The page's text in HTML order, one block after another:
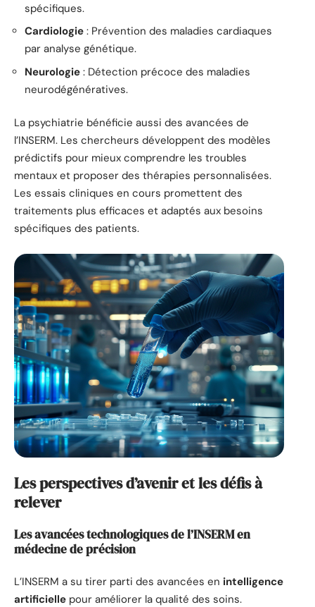
spécifiques.
Cardiologie : Prévention des maladies cardiaques
par analyse génétique.
Neurologie : Détection précoce des maladies
neurodégénératives.
La psychiatrie bénéficie aussi des avancées de
l’INSERM. Les chercheurs développent des modèles
prédictifs pour mieux comprendre les troubles
mentaux et proposer des thérapies personnalisées.
Les essais cliniques en cours promettent des
traitements plus efficaces et adaptés aux besoins
spécifiques des patients.
Les perspectives d’avenir et les défis à
relever
Les avancées technologiques de l’INSERM en
médecine de précision
L’INSERM a su tirer parti des avancées en intelligence
artificielle pour améliorer la qualité des soins.